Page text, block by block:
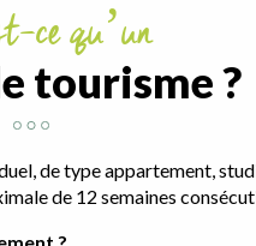
ce qu’un
tourisme ?
de type appartement,
de 12 semaines